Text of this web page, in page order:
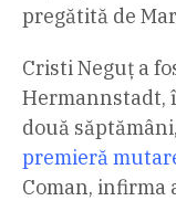
pregătită de
Cristi Neguț a
Hermannstadt,
două
premieră
Coman, infirma